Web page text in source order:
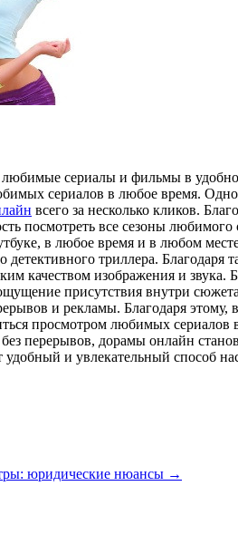
сериалы и фильмы в
сериалов в любое время.
всего за несколько кликов.
посмотреть все сезоны
в любое время и в любом
триллера. Благодаря
качеством изображения и звука.
присутствия внутри
и рекламы. Благодаря
просмотром любимых сериалов
перерывов, дорамы онлайн
и увлекательный способ
юридические нюансы →